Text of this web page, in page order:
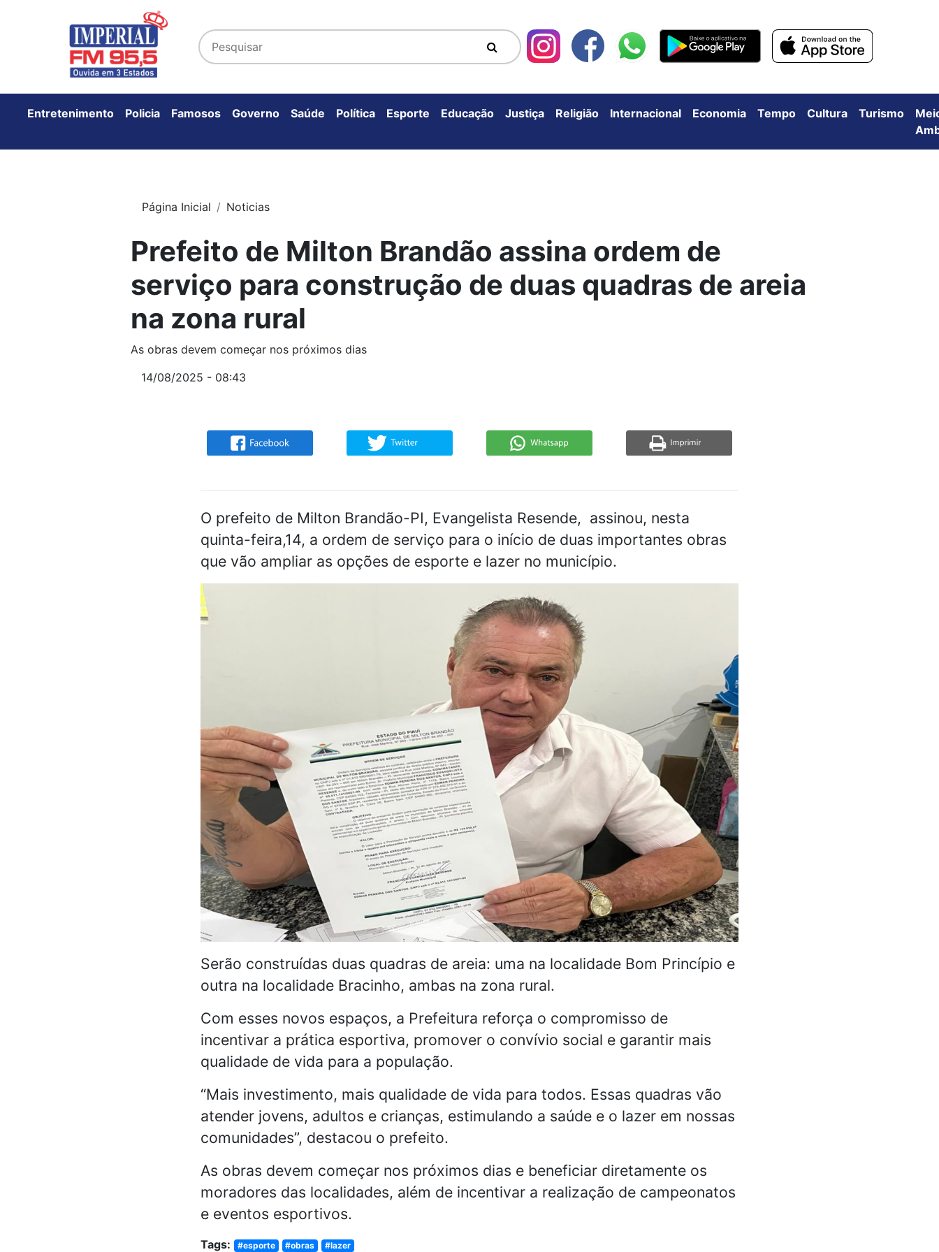
Entretenimento Policia Famosos Governo Saúde Política Esporte Educação Justiça Religião Internacional Economia Tempo Cultura Turismo
Página Inicial Noticias
Prefeito de Milton Brandão assina ordem de
serviço para construção de duas quadras de areia
na zona rural
As obras devem começar nos próximos dias
14/08/2025 - 08:43
O prefeito de Milton Brandão-PI, Evangelista Resende, assinou, nesta
quinta-feira,14, a ordem de serviço para o início de duas importantes obras
que vão ampliar as opções de esporte e lazer no município.
Serão construídas duas quadras de areia: uma na localidade Bom Princípio e
outra na localidade Bracinho, ambas na zona rural.
Com esses novos espaços, a Prefeitura reforça o compromisso de
incentivar a prática esportiva, promover o convívio social e garantir mais
qualidade de vida para a população.
“Mais investimento, mais qualidade de vida para todos. Essas quadras vão
atender jovens, adultos e crianças, estimulando a saúde e o lazer em nossas
comunidades”, destacou o prefeito.
As obras devem começar nos próximos dias e beneficiar diretamente os
moradores das localidades, além de incentivar a realização de campeonatos
e eventos esportivos.
Tags: #esporte #obras #lazer